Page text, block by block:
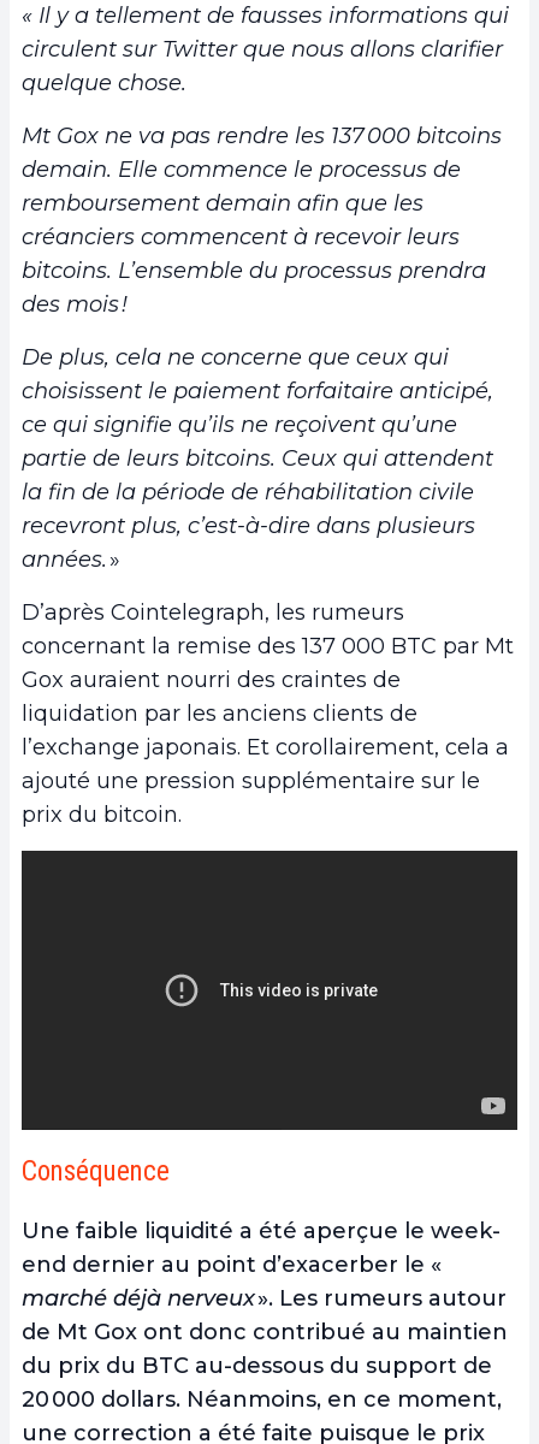
« Il y a tellement de fausses informations qui
circulent sur Twitter que nous allons clarifier
quelque chose.
Mt Gox ne va pas rendre les 137 000 bitcoins
demain. Elle commence le processus de
remboursement demain afin que les
créanciers commencent à recevoir leurs
bitcoins. L’ensemble du processus prendra
des mois !
De plus, cela ne concerne que ceux qui
choisissent le paiement forfaitaire anticipé,
ce qui signifie qu’ils ne reçoivent qu’une
partie de leurs bitcoins. Ceux qui attendent
la fin de la période de réhabilitation civile
recevront plus, c’est-à-dire dans plusieurs
années. »
D’après Cointelegraph, les rumeurs
concernant la remise des 137 000 BTC par Mt
Gox auraient nourri des craintes de
liquidation par les anciens clients de
l’exchange japonais. Et corollairement, cela a
ajouté une pression supplémentaire sur le
prix du bitcoin.
Conséquence
Une faible liquidité a été aperçue le week-
end dernier au point d’exacerber le «
marché déjà nerveux». Les rumeurs autour
de Mt Gox ont donc contribué au maintien
du prix du BTC au-dessous du support de
20 000 dollars. Néanmoins, en ce moment,
une correction a été faite puisque le prix